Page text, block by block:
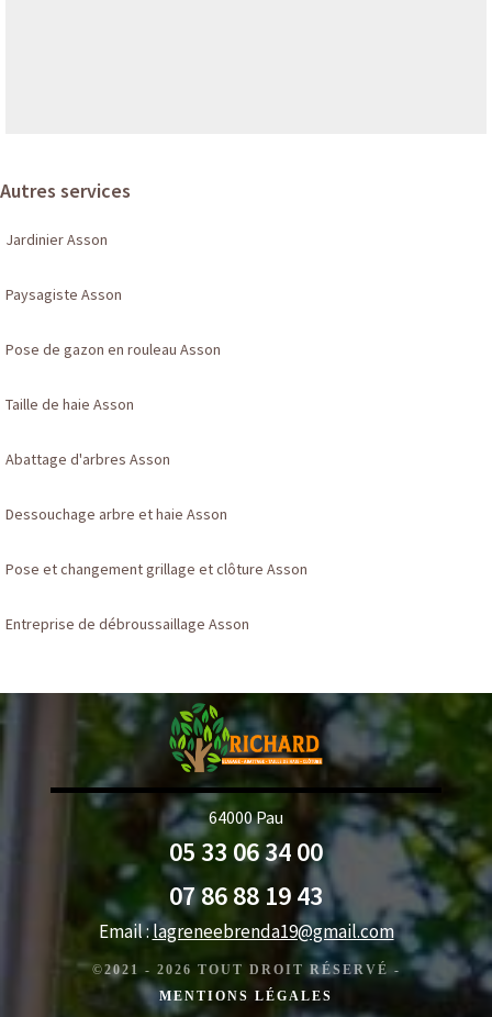
Autres services
Jardinier Asson
Paysagiste Asson
Pose de gazon en rouleau Asson
Taille de haie Asson
Abattage d'arbres Asson
Dessouchage arbre et haie Asson
Pose et changement grillage et clôture Asson
Entreprise de débroussaillage Asson
64000 Pau
05 33 06 34 00
07 86 88 19 43
Email :lagreneebrenda19@gmail.com
©2021 - 2026 TOUT DROIT RÉSERVÉ -
MENTIONS LÉGALES